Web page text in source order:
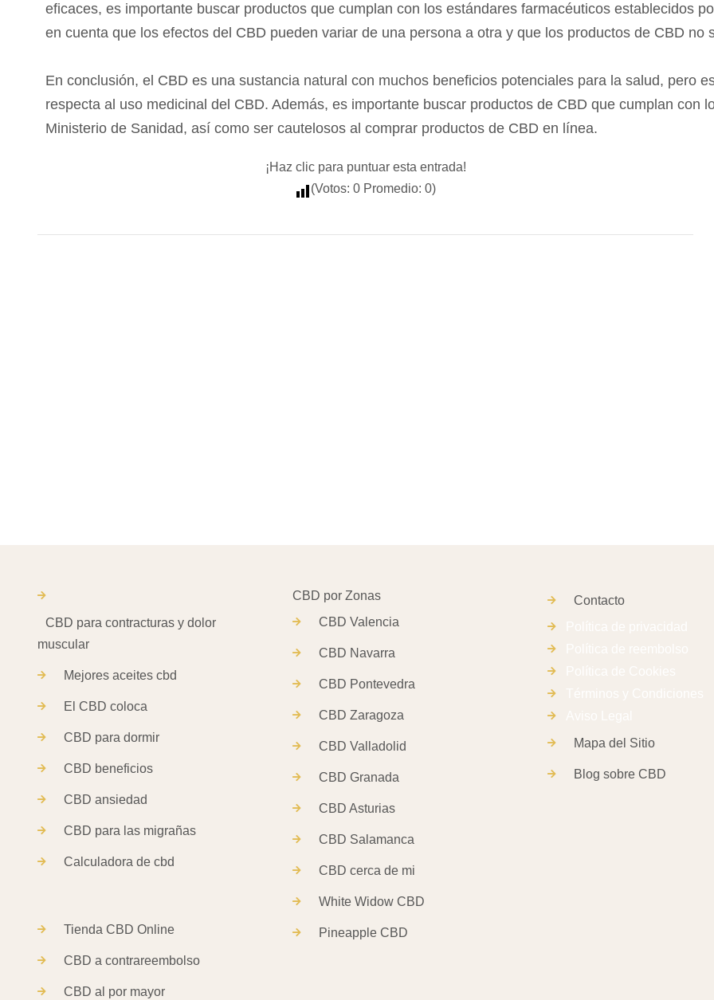
eficaces, es importante buscar productos que cumplan con los estándares farmacéuticos establecidos
en cuenta que los efectos del CBD pueden variar de una persona a otra y que los productos de CBD no
En conclusión, el CBD es una sustancia natural con muchos beneficios potencial es para la sal ud, pero
respecta al uso medicinal del CBD. Además, es importante buscar productos de CBD que cumplan con
Ministerio de Sanidad, así como ser cautel osos al comprar productos de CBD en ínea.
¡Haz clic para puntuar esta entrada!
(Votos:0 Promedio:0)
CBD para contracturas y dolor
muscular
Mejores aceites cbd
El CBD coloca
CBD para dormir
CBD beneficios
CBD ansiedad
CBD para las migrañas
Calculadora de cbd
Tienda CBD Online
CBD a contrareembolso
CBD al por mayor
CBD Valencia
CBD Navarra
CBD Pontevedra
CBD Zaragoza
CBD Valladolid
CBD Granada
CBD Asturias
CBD Salamanca
CBD cerca de mi
White Widow CBD
Pineapple CBD
Contacto
Mapa del Sitio
Blog sobre CBD